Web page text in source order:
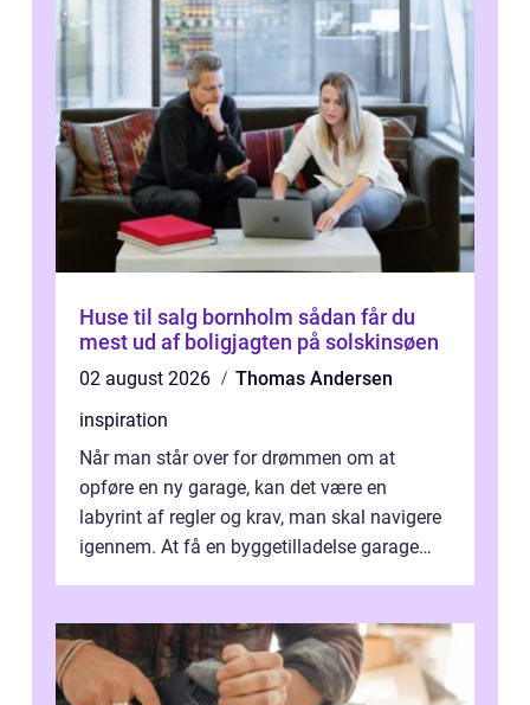
Huse til salg bornholm sådan får du
mest ud af boligjagten på solskinsøen
02 august 2026
Thomas Andersen
inspiration
Når man står over for drømmen om at
opføre en ny garage, kan det være en
labyrint af regler og krav, man skal navigere
igennem. At få en byggetilladelse garage